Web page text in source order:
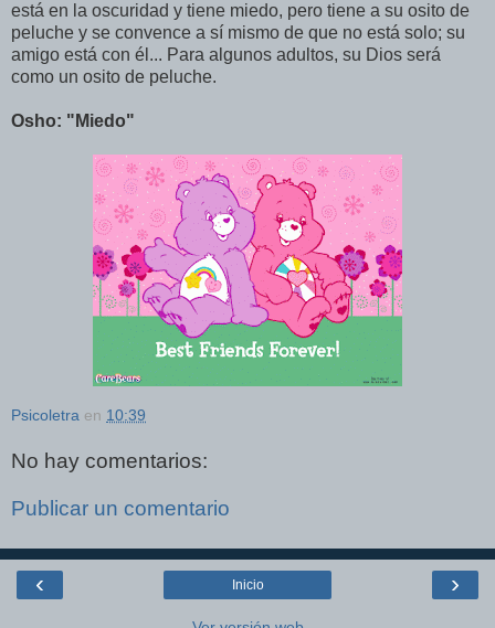
está en la oscuridad y tiene miedo, pero tiene a su osito de
peluche y se convence a sí mismo de que no está solo; su
amigo está con él... Para algunos adultos, su Dios será
como un osito de peluche.
Osho: "Miedo"
Psicoletra en 10:39
No hay comentarios:
Publicar un comentario
‹ ›
Inicio